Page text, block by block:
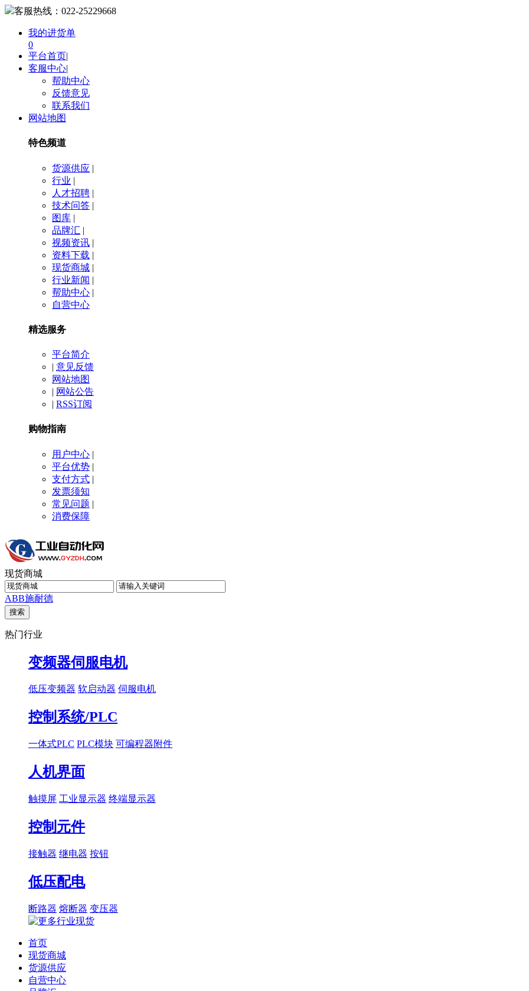
客服热线： 022-25229668
我的进货单
0
平台首页|
客服中心|
帮助中心
反馈意见
联系我们
网站地图
特色频道
货源供应 |
行业 |
人才招聘 |
技术问答 |
图库 |
品牌汇 |
视频资讯 |
资料下载 |
现货商城 |
行业新闻 |
帮助中心 |
自营中心
精选服务
平台简介
| 意见反馈
网站地图
| 网站公告
| RSS订阅
购物指南
用户中心 |
平台优势 |
支付方式 |
发票须知
常见问题 |
消费保障
现货商城
ABB施耐德
热门行业
变频器伺服电机
低压变频器 软启动器 伺服电机
控制系统/PLC
一体式PLC PLC模块 可编程器附件
人机界面
触摸屏 工业显示器 终端显示器
控制元件
接触器 继电器 按钮
低压配电
断路器 熔断器 变压器
首页
现货商城
货源供应
自营中心